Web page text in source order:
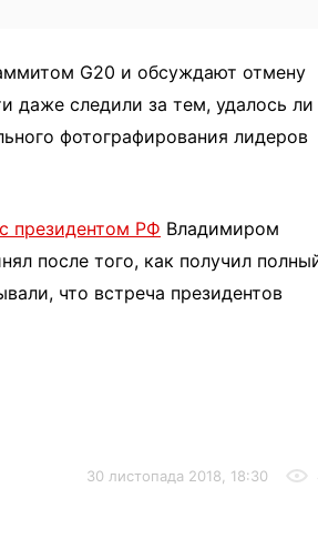
G20 и обсуждают отмену
даже следили за тем, удалось ли
фотографирования лидеров
президентом РФ Владимиром
после того, как получил
что встреча президентов
30 листопада 2018, 18:30